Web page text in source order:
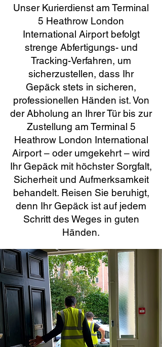
Unser Kurierdienst am Terminal
5 Heathrow London
International Airport befolgt
strenge Abfertigungs- und
Tracking-Verfahren, um
sicherzustellen, dass Ihr
Gepäck stets in sicheren,
professionellen Händen ist. Von
der Abholung an Ihrer Tür bis zur
Zustellung am Terminal 5
Heathrow London International
Airport – oder umgekehrt – wird
Ihr Gepäck mit höchster Sorgfalt,
Sicherheit und Aufmerksamkeit
behandelt. Reisen Sie beruhigt,
denn Ihr Gepäck ist auf jedem
Schritt des Weges in guten
Händen.